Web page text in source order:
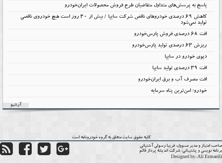
پاسخ به پرسش‌های متداول متقاضیان طرح فروش محصولات ایران‌خودرو
کاهش ۶۹ درصدی خودروهای ناقص شرکت سایپا / بیش از ۴۰ روز است هیچ خودروی ناقصی
تولید نمی‌شود
افت 68 درصدی فروش پارس‌خودرو
ریزش 63 درصدی تولید پارس‌خودرو
دپوی خودرو در سایپا
افت ۳۹ درصدی تولید سایپا
افت مصرف آب و برق ایران‌خودرو
خودرو؛ امن‌ترین پناه سرمایه
آرشیو
کلیه حقوق سایت متعلق به گروهخودرونامهاست
امتیاز و مدیر مسوول: فریبا رسولی آشتیانی
نویسی و پشتیبانی: شرکت اندیشه پرداز قائم
Designed by: Ali